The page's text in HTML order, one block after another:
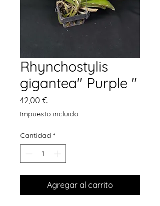
Rhynchostylis
gigantea" Purple "
42,00 €Precio
Impuesto incluido
Cantidad *
Agregar al carrito